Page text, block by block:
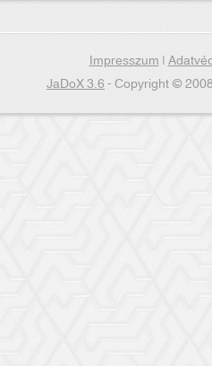
Impresszum|
JaDoX 3.6- Copyright ©